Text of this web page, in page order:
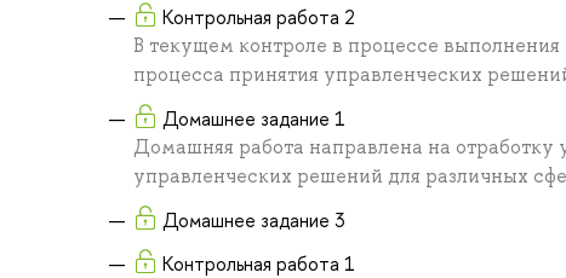
Контрольная работа 2
В текущем контроле в процессе
процесса принятия управленческих
Домашнее задание 1
Домашняя работа направлена на
управленческих решений для различных
Домашнее задание 3
Контрольная работа 1